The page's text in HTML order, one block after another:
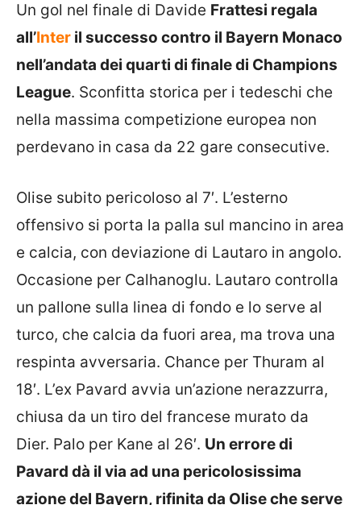
Un gol nel finale di Davide Frattesi regala
all’Inter il successo contro il Bayern Monaco
nell’andata dei quarti di finale di Champions
League. Sconfitta storica per i tedeschi che
nella massima competizione europea non
perdevano in casa da 22 gare consecutive.
Olise subito pericoloso al 7′. L’esterno
offensivo si porta la palla sul mancino in area
e calcia, con deviazione di Lautaro in angolo.
Occasione per Calhanoglu. Lautaro controlla
un pallone sulla linea di fondo e lo serve al
turco, che calcia da fuori area, ma trova una
respinta avversaria. Chance per Thuram al
18′. L’ex Pavard avvia un’azione nerazzurra,
chiusa da un tiro del francese murato da
Dier. Palo per Kane al 26′. Un errore di
Pavard dà il via ad una pericolosissima
azione del Bayern, rifinita da Olise che serve